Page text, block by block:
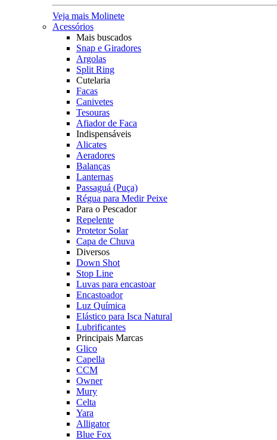
Veja mais Molinete
Acessórios
Mais buscados
Snap e Giradores
Argolas
Split Ring
Cutelaria
Facas
Canivetes
Tesouras
Afiador de Faca
Indispensáveis
Alicates
Aeradores
Balanças
Lanternas
Passaguá (Puça)
Régua para Medir Peixe
Para o Pescador
Repelente
Protetor Solar
Capa de Chuva
Diversos
Down Shot
Stop Line
Luvas para encastoar
Encastoador
Luz Química
Elástico para Isca Natural
Lubrificantes
Principais Marcas
Glico
Capella
CCM
Owner
Mury
Celta
Yara
Alligator
Blue Fox